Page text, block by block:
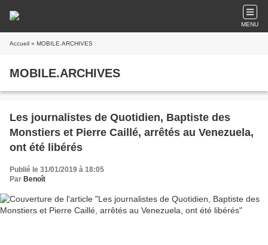
MENU
Accueil » MOBILE.ARCHIVES
MOBILE.ARCHIVES
Les journalistes de Quotidien, Baptiste des
Monstiers et Pierre Caillé, arrêtés au Venezuela,
ont été libérés
Publié le 31/01/2019 à 18:05
Par Benoît